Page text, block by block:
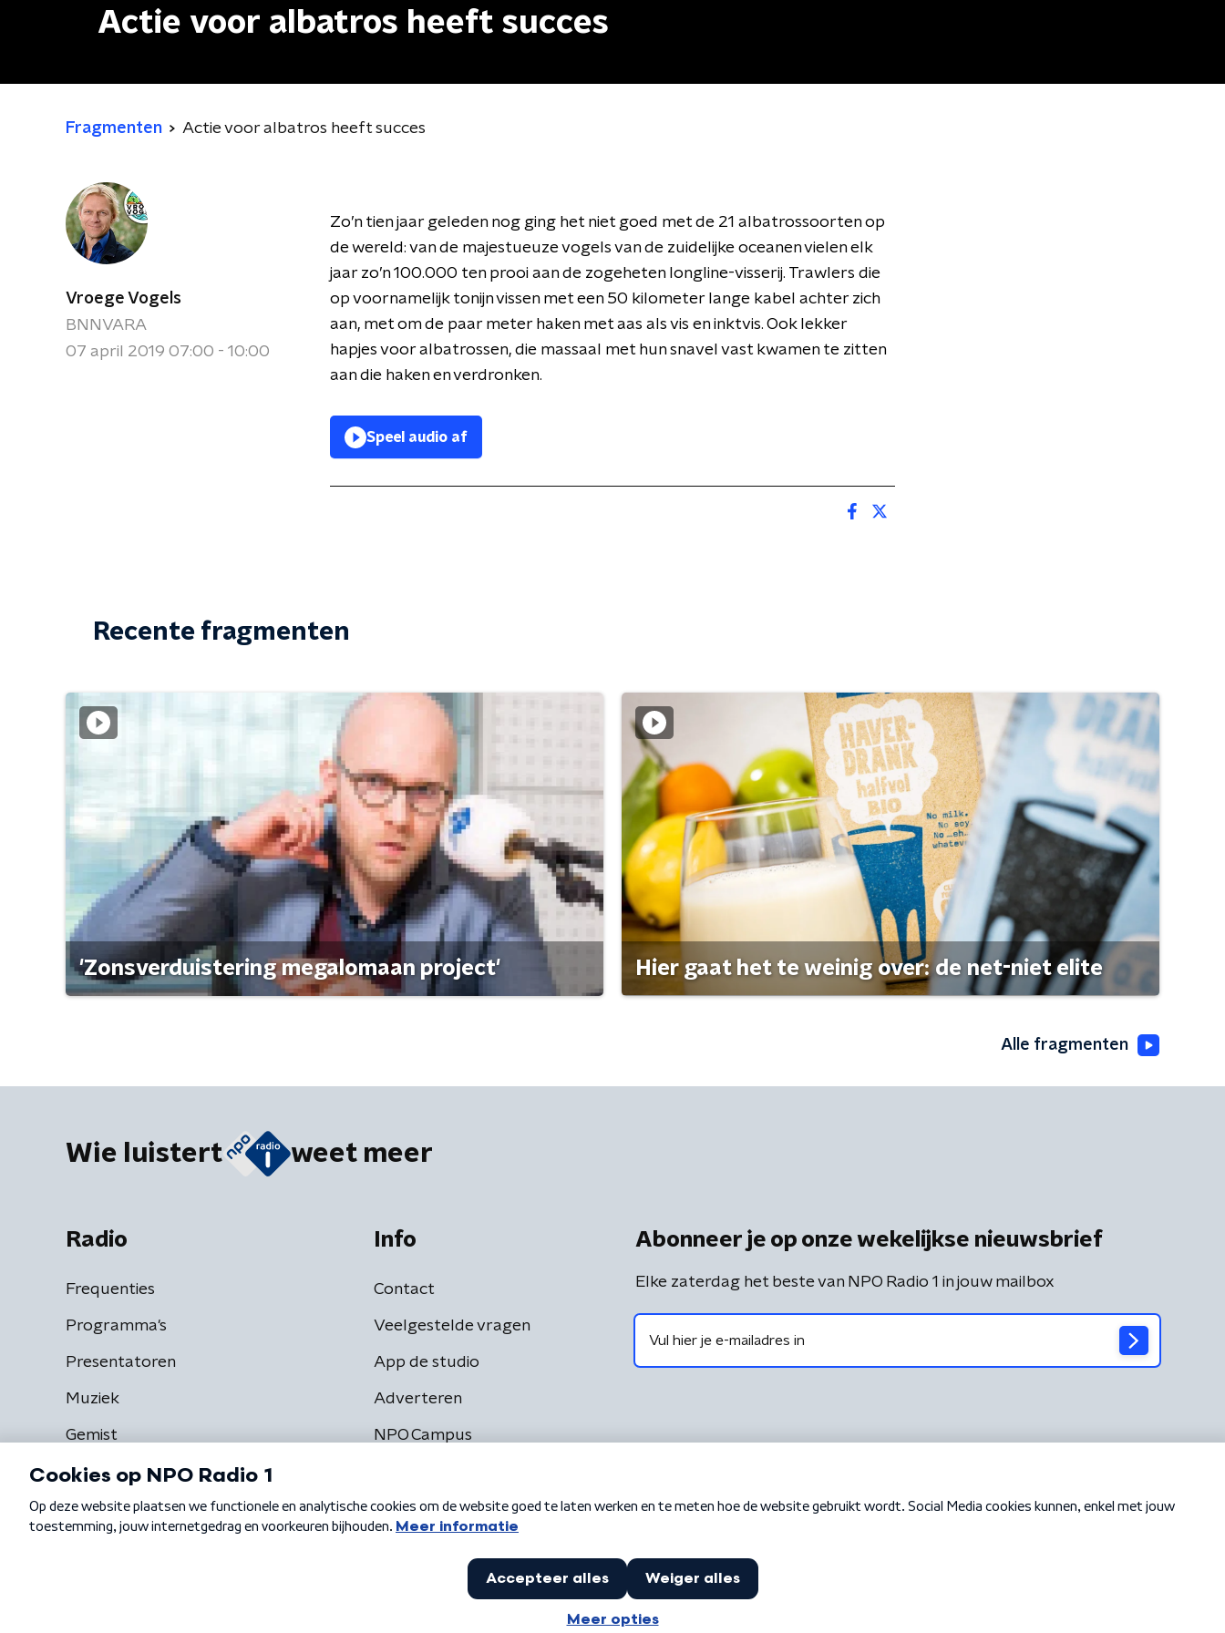
Actie voor albatros heeft succes
Fragmenten Actie voor albatros heeft succes
Vroege Vogels
BNNVARA
07 april 2019 07:00 - 10:00
Zo’n tien jaar geleden nog ging het niet goed met de 21 albatrossoorten op
de wereld: van de majestueuze vogels van de zuidelijke oceanen vielen elk
jaar zo’n 100.000 ten prooi aan de zogeheten longline-visserij. Trawlers die
op voornamelijk tonijn vissen met een 50 kilometer lange kabel achter zich
aan, met om de paar meter haken met aas als vis en inktvis. Ook lekker
hapjes voor albatrossen, die massaal met hun snavel vast kwamen te zitten
aan die haken en verdronken.
Speel audio af
Recente fragmenten
'Zonsverduistering megalomaan project' Hier gaat het te weinig over: de net-niet elite
Alle fragmenten
Wie luistert weet meer
Radio
Frequenties
Programma's
Presentatoren
Muziek
Gemist
Info
Contact
Veelgestelde vragen
App de studio
Adverteren
NPO Campus
Abonneer je op onze wekelijkse nieuwsbrief
Elke zaterdag het beste van NPO Radio 1 in jouw mailbox
Algemene voorwaarden Privacybeleid